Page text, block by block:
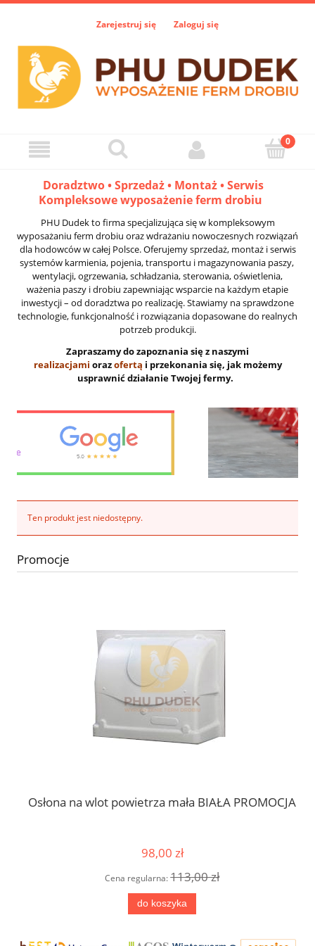
Zarejestruj się Zaloguj się
Doradztwo • Sprzedaż • Montaż • Serwis
Kompleksowe wyposażenie ferm drobiu
PHU Dudek to firma specjalizująca się w kompleksowym
wyposażaniu ferm drobiu oraz wdrażaniu nowoczesnych rozwiązań
dla hodowców w całej Polsce. Oferujemy sprzedaż, montaż i serwis
systemów karmienia, pojenia, transportu i magazynowania paszy,
wentylacji, ogrzewania, schładzania, sterowania, oświetlenia,
ważenia paszy i drobiu zapewniając wsparcie na każdym etapie
inwestycji – od doradztwa po realizację. Stawiamy na sprawdzone
technologie, funkcjonalność i rozwiązania dopasowane do realnych
potrzeb produkcji.
Zapraszamy do zapoznania się z naszymi
realizacjami orazofertą i przekonania się, jak możemy
usprawnić działanie Twojej fermy.
Ten produkt jest niedostępny.
Promocje
Osłona na wlot powietrza mała BIAŁA PROMOCJA
98,00 zł
Cena regularna:113,00 zł
do koszyka